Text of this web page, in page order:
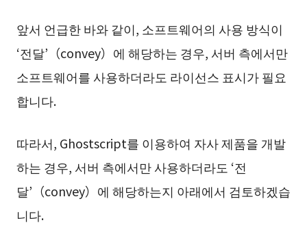
앞서 언급한 바와 같이, 소프트웨어의 사용 방식이
‘전달’（convey）에 해당하는 경우, 서버 측에서만
소프트웨어를 사용하더라도 라이선스 표시가 필요
합니다.
따라서, Ghostscript를 이용하여 자사 제품을 개발
하는 경우, 서버 측에서만 사용하더라도 ‘전
달’（convey）에 해당하는지 아래에서 검토하겠습
니다.